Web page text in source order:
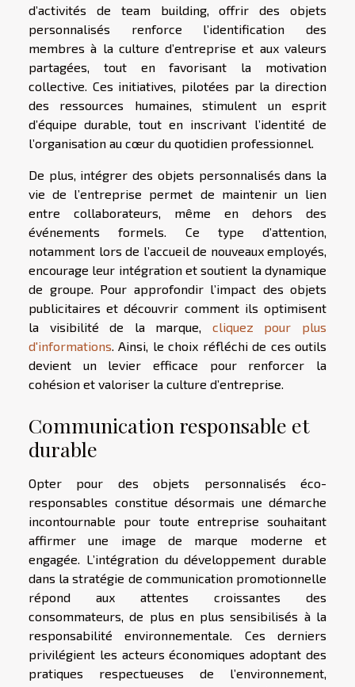
d’activités de team building, offrir des objets
personnalisés renforce l’identification des
membres à la culture d’entreprise et aux valeurs
partagées, tout en favorisant la motivation
collective. Ces initiatives, pilotées par la direction
des ressources humaines, stimulent un esprit
d’équipe durable, tout en inscrivant l’identité de
l’organisation au cœur du quotidien professionnel.
De plus, intégrer des objets personnalisés dans la
vie de l’entreprise permet de maintenir un lien
entre collaborateurs, même en dehors des
événements formels. Ce type d’attention,
notamment lors de l’accueil de nouveaux employés,
encourage leur intégration et soutient la dynamique
de groupe. Pour approfondir l’impact des objets
publicitaires et découvrir comment ils optimisent
la visibilité de la marque, cliquez pour plus
d'informations . Ainsi, le choix réfléchi de ces outils
devient un levier efficace pour renforcer la
cohésion et valoriser la culture d’entreprise.
Communication responsable et
durable
Opter pour des objets personnalisés éco-
responsables constitue désormais une démarche
incontournable pour toute entreprise souhaitant
affirmer une image de marque moderne et
engagée. L’intégration du développement durable
dans la stratégie de communication promotionnelle
répond aux attentes croissantes des
consommateurs, de plus en plus sensibilisés à la
responsabilité environnementale. Ces derniers
privilégient les acteurs économiques adoptant des
pratiques respectueuses de l’environnement,